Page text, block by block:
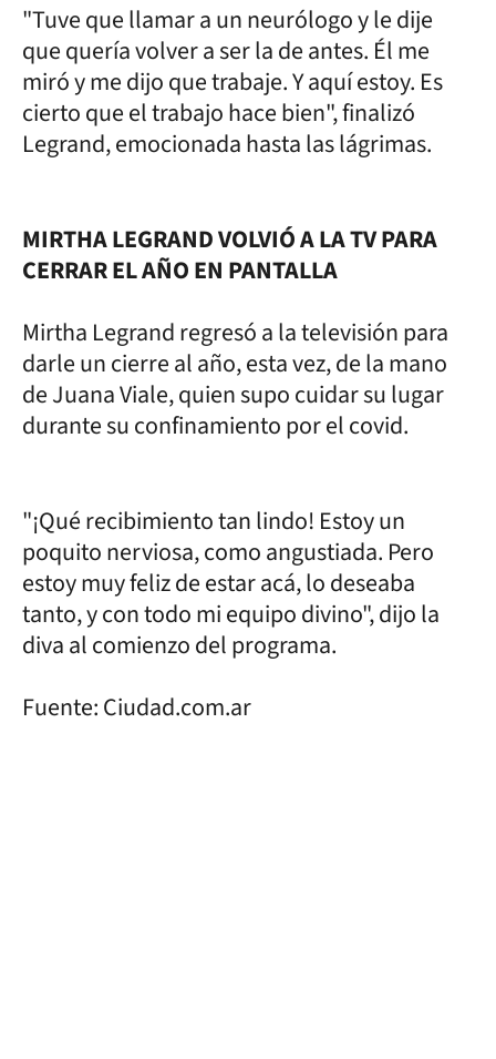
"Tuve que llamar a un neurólogo y le dije
que quería volver a ser la de antes. Él me
miró y me dijo que trabaje. Y aquí estoy. Es
cierto que el trabajo hace bien", finalizó
Legrand, emocionada hasta las lágrimas.
MIRTHA LEGRAND VOLVIÓ A LA TV PARA
CERRAR EL AÑO EN PANTALLA
Mirtha Legrand regresó a la televisión para
darle un cierre al año, esta vez, de la mano
de Juana Viale, quien supo cuidar su lugar
durante su confinamiento por el covid.
"¡Qué recibimiento tan lindo! Estoy un
poquito nerviosa, como angustiada. Pero
estoy muy feliz de estar acá, lo deseaba
tanto, y con todo mi equipo divino", dijo la
diva al comienzo del programa.
Fuente: Ciudad.com.ar